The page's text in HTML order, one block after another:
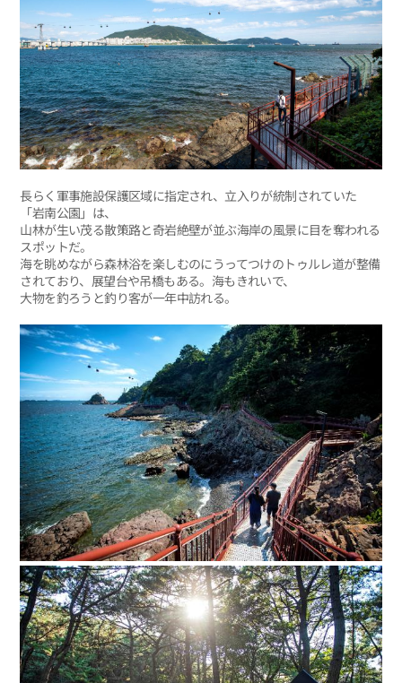
長らく軍事施設保護区域に指定され、立入りが統制されていた
「岩南公園」は、
山林が生い茂る散策路と奇岩絶壁が並ぶ海岸の風景に目を奪われる
スポットだ。
海を眺めながら森林浴を楽しむのにうってつけのトゥルレ道が整備
されており、展望台や吊橋もある。海もきれいで、
大物を釣ろうと釣り客が一年中訪れる。